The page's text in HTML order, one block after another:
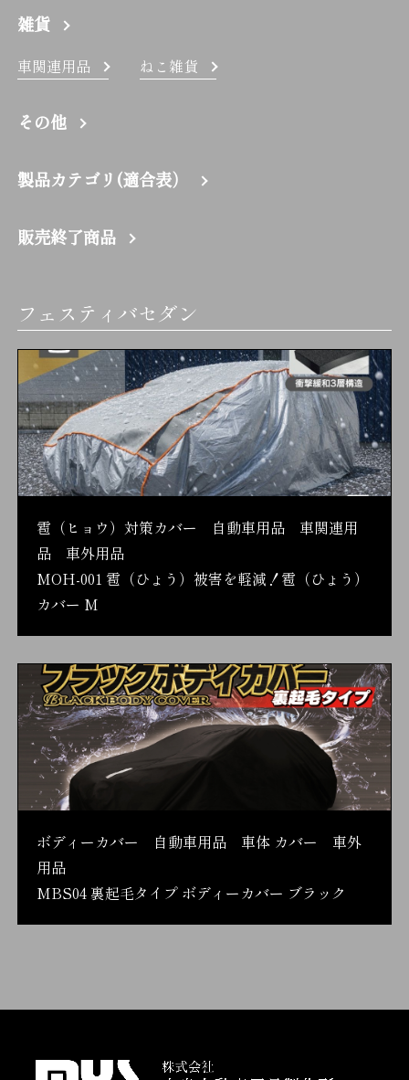
雑貨
車関連用品 ねこ雑貨
その他
製品カテゴリ(適合表）
販売終了商品
フェスティバセダン
雹（ヒョウ）対策カバー 自動車用品 車関連用
品 車外用品
MOH-001 雹（ひょう）被害を軽減！雹（ひょう）
カバー M
ボディーカバー 自動車用品 車体 カバー 車外
用品
MBS04 裏起毛タイプ ボディーカバー ブラック